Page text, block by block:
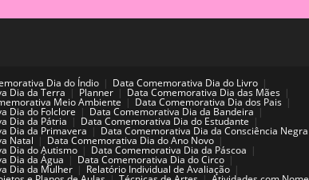
Dia do Índio Data Comemorativa Dia do Livro
Dia da Terra Planner Data Comemorativa Dia das Mães
Meio Ambiente Data Comemorativa Dia dos Pais
Dia do Folclore Data Comemorativa Dia da Bandeira
Dia da Pátria Data Comemorativa Dia do Estudante
Dia da Primavera Data Comemorativa Dia da Consciência Negra
Natal Data Comemorativa Dia do Ano Novo
Dia do Autismo Data Comemorativa Dia da Páscoa
Dia da Água Data Comemorativa Dia do Circo
Dia da Mulher Relatório Individual de Avaliação